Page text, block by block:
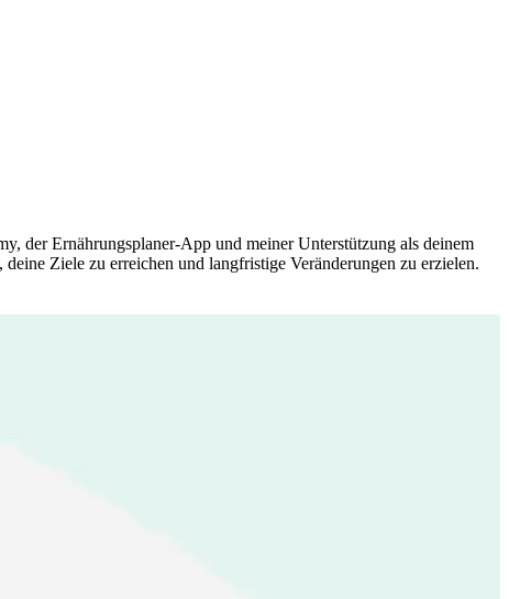
der Ernährungsplaner-App und meiner Unterstützung als deinem
Ziele zu erreichen und langfristige Veränderungen zu erzielen.